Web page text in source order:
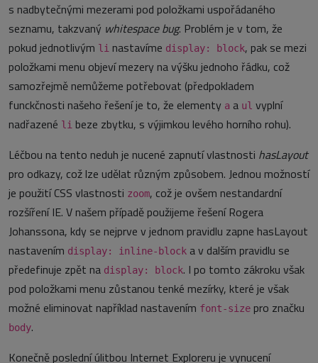
s nadbytečnými mezerami pod položkami uspořádaného
seznamu, takzvaný whitespace bug. Problém je v tom, že
pokud jednotlivým li nastavíme display: block, pak se mezi
položkami menu objeví mezery na výšku jednoho řádku, což
samozřejmě nemůžeme potřebovat (předpokladem
funckčnosti našeho řešení je to, že elementy a a ul vyplní
nadřazené li beze zbytku, s výjimkou levého horního rohu).
Léčbou na tento neduh je nucené zapnutí vlastnosti hasLayout
pro odkazy, což lze udělat různým způsobem. Jednou možností
je použití CSS vlastnosti zoom, což je ovšem nestandardní
rozšíření IE. V našem případě použijeme řešení Rogera
Johanssona, kdy se nejprve v jednom pravidlu zapne hasLayout
nastavením display: inline-block a v dalším pravidlu se
předefinuje zpět na display: block. I po tomto zákroku však
pod položkami menu zůstanou tenké mezírky, které je však
možné eliminovat například nastavením font-size pro značku
body.
Konečně poslední úlitbou Internet Exploreru je vynucení